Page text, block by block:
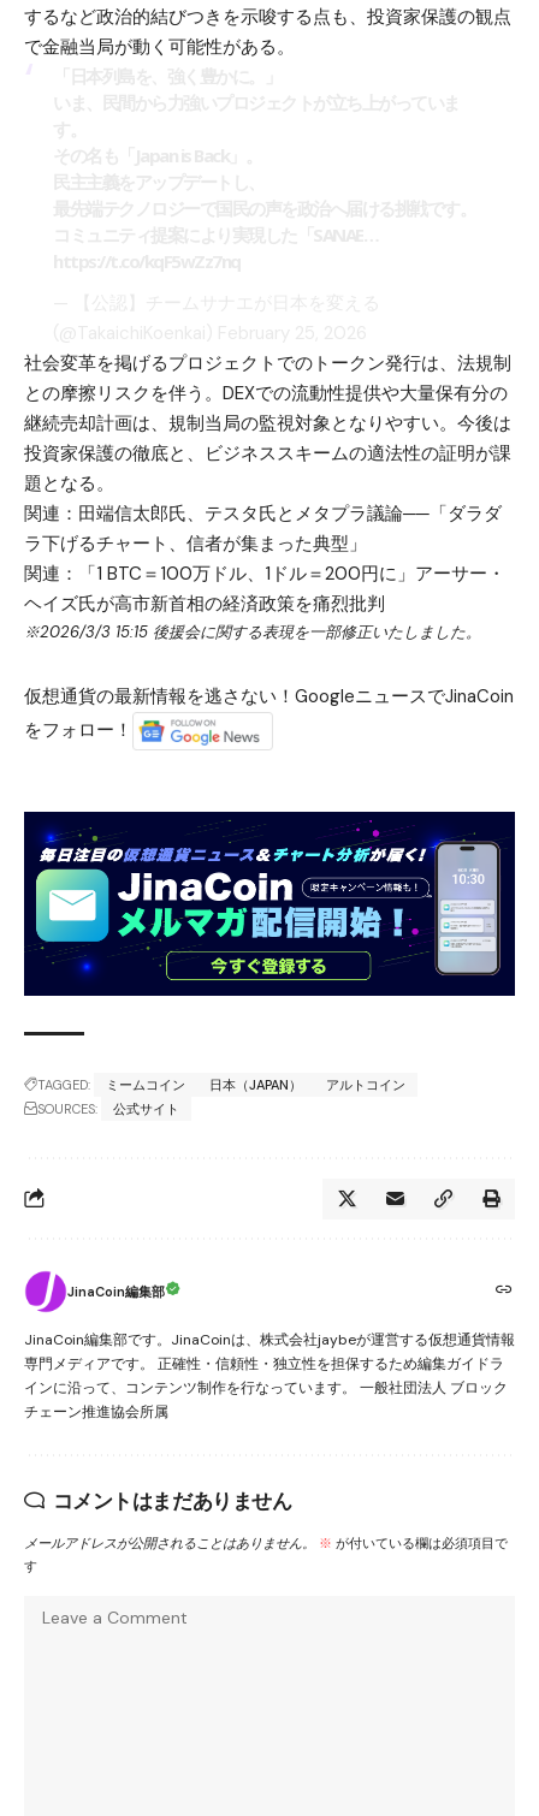
するなど政治的結びつきを示唆する点も、投資家保護の観点
で金融当局が動く可能性がある。
社会変革を掲げるプロジェクトでのトークン発行は、法規制
との摩擦リスクを伴う。DEXでの流動性提供や大量保有分の
継続売却計画は、規制当局の監視対象となりやすい。今後は
投資家保護の徹底と、ビジネススキームの適法性の証明が課
題となる。
関連： 田端信太郎氏、テスタ氏とメタプラ議論──「ダラダ
ラ下げるチャート、信者が集まった典型」
関連：
「1 BTC＝100万ドル、1ドル＝200円に」アーサー・
ヘイズ氏が高市新首相の経済政策を痛烈批判
※2026/3/3 15:15 後援会に関する表現を一部修正いたしました。
仮想通貨の最新情報を逃さない！GoogleニュースでJinaCoin
をフォロー！
TAGGED: ミームコイン 日本（JAPAN）
アルトコイン
SOURCES:
公式サイト
JinaCoin編集部
JinaCoin編集部です。JinaCoinは、株式会社jaybeが運営する仮想通貨情報
専門メディアです。 正確性・信頼性・独立性を担保するため編集ガイドラ
インに沿って、コンテンツ制作を行なっています。 一般社団法人 ブロック
チェーン推進協会所属
コメントはまだありません
メールアドレスが公開されることはありません。 ※ が付いている欄は必須項目で
す